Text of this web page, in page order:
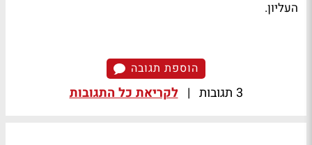
העליון.
הוספת תגובה
3 תגובות | לקריאת כל התגובות